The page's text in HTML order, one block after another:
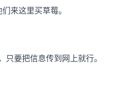
来这里买草莓。
要把信息传到网上就行。